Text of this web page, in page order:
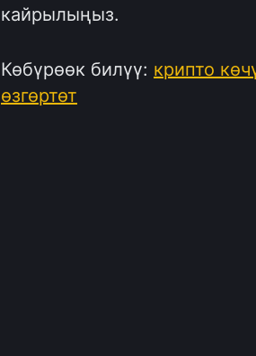
кайрылыңыз.
Көбүрөөк билүү: крипто
өзгөртөт